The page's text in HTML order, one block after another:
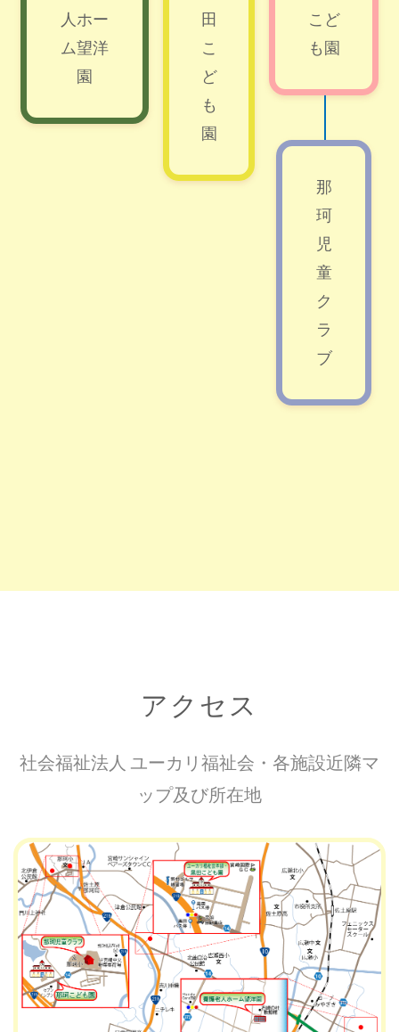
人ホー
ム望洋
園
田
こ
ど
も
園
こど
も園
那
珂
児
童
ク
ラ
ブ
アクセス
社会福祉法人 ユーカリ福祉会・各施設近隣マ
ップ及び所在地